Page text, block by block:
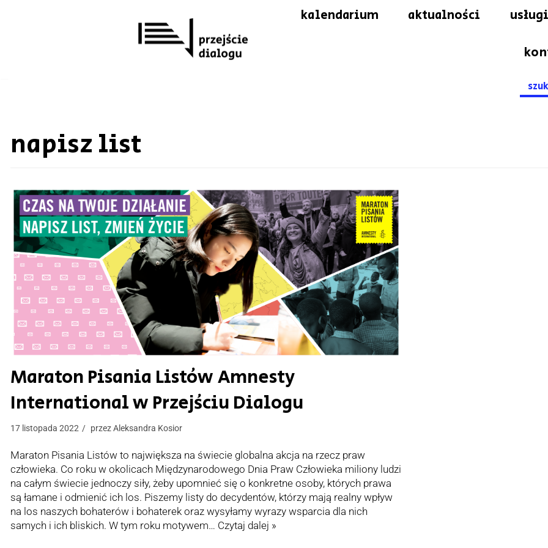
kalendarium aktualności
for:
napisz list
Maraton Pisania Listów Amnesty
International w Przejściu Dialogu
17 listopada 2022 przezAleksandra Kosior
Maraton Pisania Listów to największa na świecie globalna akcja na rzecz praw
człowieka. Co roku w okolicach Międzynarodowego Dnia Praw Człowieka miliony ludzi
na całym świecie jednoczy siły, żeby upomnieć się o konkretne osoby, których prawa
są łamane i odmienić ich los. Piszemy listy do decydentów, którzy mają realny wpływ
na los naszych bohaterów i bohaterek oraz wysyłamy wyrazy wsparcia dla nich
samych i ich bliskich. W tym roku motywem… Czytaj dalej »